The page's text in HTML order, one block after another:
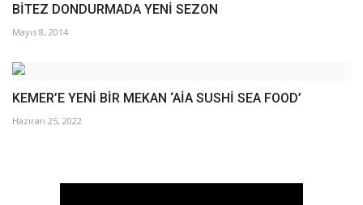
BİTEZ DONDURMADA YENİ SEZON
Mayıs 8, 2014
KEMER’E YENİ BİR MEKAN ‘AİA SUSHİ SEA FOOD’
Haziran 25, 2022